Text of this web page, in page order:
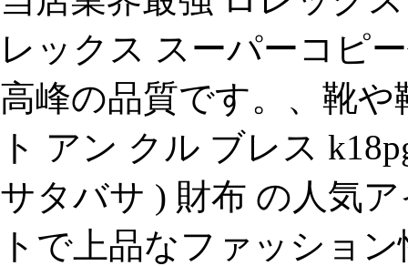
レックス スーパーコピ
高峰の品質です。、靴
ト アン クル ブレス
サタバサ ) 財布 の人気
トで上品なファッショ